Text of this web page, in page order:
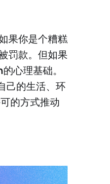
果你是个糟糕
罚款。但如果
的心理基础。
己的生活、环
的方式推动